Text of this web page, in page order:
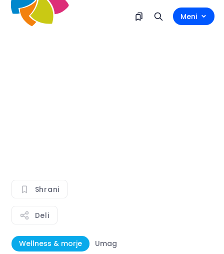
Meni
Shrani
Deli
Wellness & morje Umag